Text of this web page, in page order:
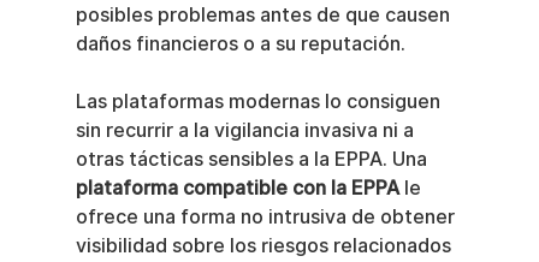
posibles problemas antes de que causen
daños financieros o a su reputación.
Las plataformas modernas lo consiguen
sin recurrir a la vigilancia invasiva ni a
otras tácticas sensibles a la EPPA. Una
plataforma compatible con la EPPA le
ofrece una forma no intrusiva de obtener
visibilidad sobre los riesgos relacionados